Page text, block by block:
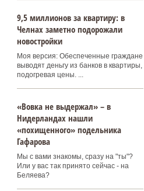
9,5 миллионов за квартиру: в
Челнах заметно подорожали
новостройки
Моя версия: Обеспеченные граждане
выводят деньгу из банков в квартиры,
подогревая цены. ...
«Вовка не выдержал» – в
Нидерландах нашли
«похищенного» подельника
Гафарова
Мы с вами знакомы, сразу на "ты"?
Или у вас так принято сейчас - на
Беляева?